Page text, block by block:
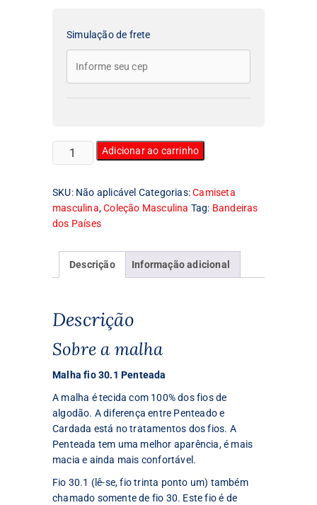
Simulação de frete
Camiseta
Masculina
dos
Estados
Unidos
Adicionar ao carrinho
SKU: Não aplicável Categorias:Camiseta
masculina,Coleção Masculina Tag: Bandeiras
dos Países
Descrição Informação adicional
Descrição
Sobre a malha
Malha fio 30.1 Penteada
A malha é tecida com 100% dos fios de
algodão. A diferença entre Penteado e
Cardada está no tratamentos dos fios. A
Penteada tem uma melhor aparência, é mais
macia e ainda mais confortável.
Fio 30.1 (lê-se, fio trinta ponto um) também
chamado somente de fio 30. Este fio é de